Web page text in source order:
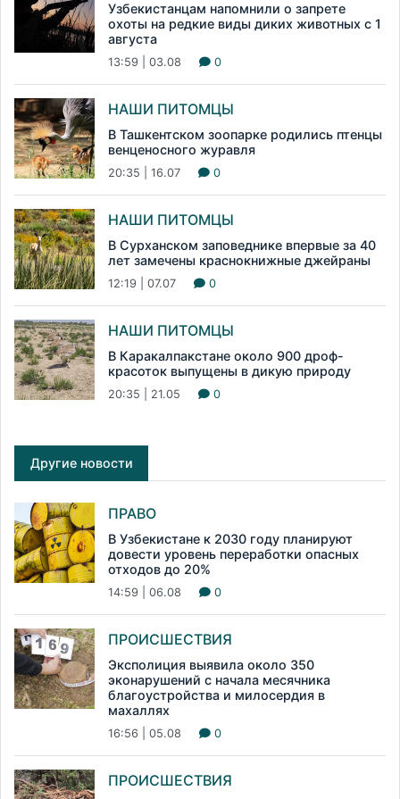
Узбекистанцам напомнили о запрете
охоты на редкие виды диких животных с 1
августа
13:59 | 03.08 0
НАШИ ПИТОМЦЫ
В Ташкентском зоопарке родились птенцы
венценосного журавля
20:35 | 16.07 0
НАШИ ПИТОМЦЫ
В Сурханском заповеднике впервые за 40
лет замечены краснокнижные джейраны
12:19 | 07.07 0
НАШИ ПИТОМЦЫ
В Каракалпакстане около 900 дроф-
красоток выпущены в дикую природу
20:35 | 21.05 0
Другие новости
ПРАВО
В Узбекистане к 2030 году планируют
довести уровень переработки опасных
отходов до 20%
14:59 | 06.08 0
ПРОИСШЕСТВИЯ
Эксполиция выявила около 350
эконарушений с начала месячника
благоустройства и милосердия в
махаллях
16:56 | 05.08 0
ПРОИСШЕСТВИЯ